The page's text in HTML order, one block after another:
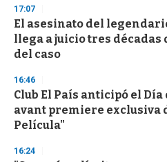
s
e
c
o
n
17:07
El asesinato del
llega a juicio tres décadas
del caso
16:46
Club El País anticipó el
avant premiere exclusiva
Película"
16:24